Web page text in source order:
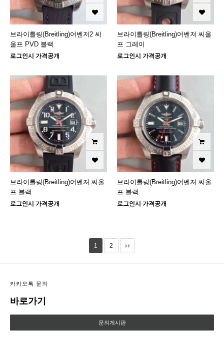
브라이틀링(Breitling)어벤저2 씨
울프 PVD 블랙
로그인시 가격공개
브라이틀링(Breitling)어벤져 씨울
프 그레이
로그인시 가격공개
브라이틀링(Breitling)어벤져 씨울
프 블랙
로그인시 가격공개
브라이틀링(Breitling)어벤져 씨울
프 블랙
로그인시 가격공개
1 2
카카오톡 문의
바로가기
문의게시판